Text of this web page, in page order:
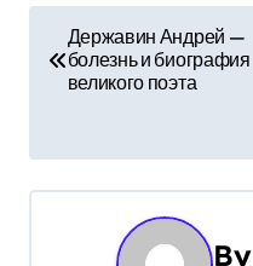
и
Державин Андрей —
болезнь и биография
великого поэта
By